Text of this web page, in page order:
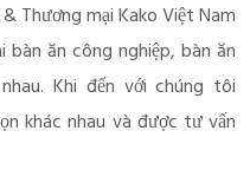
Thương mại Kako Việt Nam
ăn công nghiệp, bàn ăn
Khi đến với chúng tôi
khác nhau và được tư vấn